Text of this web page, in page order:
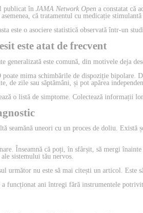
publicat în JAMA Network Open a constatat că
că tratamentul cu medicație stimulantă
este o asociere statistică observată într-un
este atat de frecvent
generalizată este comună, din motivele deja
mima schimbările de dispoziție bipolare.
de zile sau săptămâni, și pot apărea
o listă de simptome. Colectează informații
seamănă uneori cu un proces de doliu.
Înseamnă că poți, în sfârșit, să mergi
sistemului tău nervos.
următor nu este să mai citești un articol. Este
funcționat ani întregi fără instrumentele